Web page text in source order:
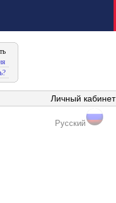
Личный кабинет
Русский